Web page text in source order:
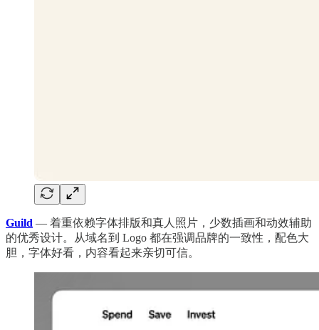
Guild — 着重依赖字体排版和真人照片，少数插画和动效辅助
的优秀设计。从域名到 Logo 都在强调品牌的一致性，配色大
胆，字体好看，内容看起来亲切可信。